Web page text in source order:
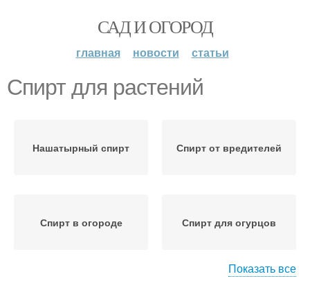
САД И ОГОРОД
главная новости статьи
Спирт для растений
Нашатырный спирт Спирт от вредителей
Спирт в огороде Спирт для огурцов
Показать все